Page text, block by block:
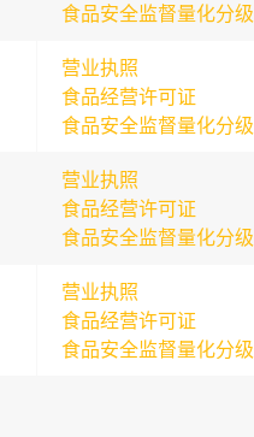
食品安全监督量化分级
营业执照
食品经营许可证
食品安全监督量化分级
营业执照
食品经营许可证
食品安全监督量化分级
营业执照
食品经营许可证
食品安全监督量化分级